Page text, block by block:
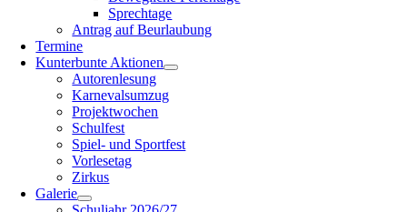
Sprechtage
Antrag auf Beurlaubung
Termine
Kunterbunte Aktionen
Autorenlesung
Karnevalsumzug
Projektwochen
Schulfest
Spiel- und Sportfest
Vorlesetag
Zirkus
Galerie